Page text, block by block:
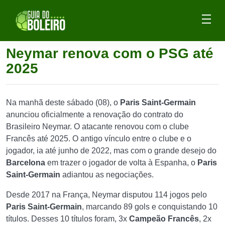
Neymar renova com o PSG até
2025
Na manhã deste sábado (08), o Paris Saint-Germain
anunciou oficialmente a renovação do contrato do
Brasileiro Neymar. O atacante renovou com o clube
Francês até 2025. O antigo vínculo entre o clube e o
jogador, ia até junho de 2022, mas com o grande desejo do
Barcelona em trazer o jogador de volta à Espanha, o Paris
Saint-Germain adiantou as negociações.
Desde 2017 na França, Neymar disputou 114 jogos pelo
Paris Saint-Germain, marcando 89 gols e conquistando 10
títulos. Desses 10 títulos foram, 3x Campeão Francês, 2x